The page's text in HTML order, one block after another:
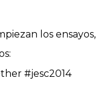
los ensayos,
#jesc2014